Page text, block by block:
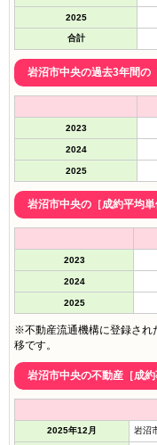
2025
合計
岩沼市中央の過去3年間の
2023
2024
2025
岩沼市中央の［成約平均
2023
2024
2025
※不動産流通機構に登録され
移です。
岩沼市中央の不動産［成約
2025年12月 岩沼